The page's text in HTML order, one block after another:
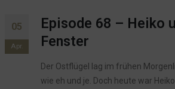
05
Apr.
Episode 68 – Heiko
Fenster
Der Ostflügel lag im frühen
wie eh und je. Doch heute war